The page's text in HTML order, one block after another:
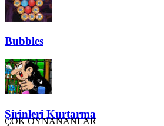
Bubbles
Şirinleri Kurtarma
ÇOK OYNANANLAR